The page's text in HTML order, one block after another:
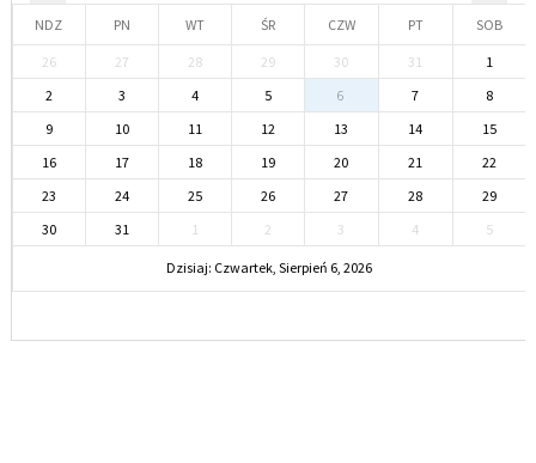
NDZ PN WT ŚR CZW PT SOB
26 27 28 29 30 31
1
2
3 4 5 6 7
8
9
10 11 12 13 14
15
16
17 18 19 20 21
22
23
24 25 26 27 28
29
30
31 1 2 3 4 5
Dzisiaj: Czwartek, Sierpień 6, 2026